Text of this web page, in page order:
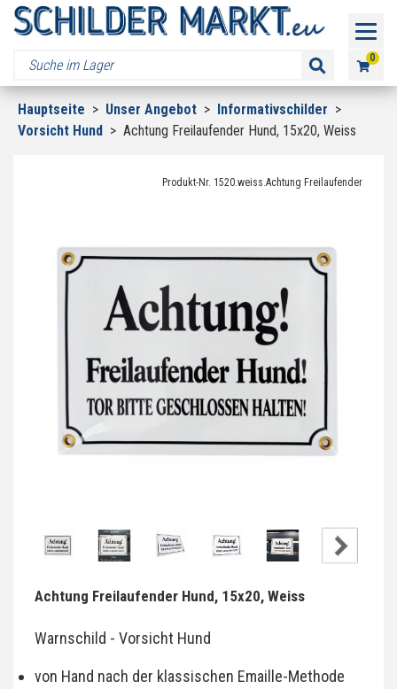
0
Hauptseite > Unser Angebot > Informativschilder >
Vorsicht Hund > Achtung Freilaufender Hund, 15x20, Weiss
Produkt-Nr. 1520.weiss.Achtung Freilaufender
Achtung Freilaufender Hund, 15x20, Weiss
Warnschild - Vorsicht Hund
von Hand nach der klassischen Emaille-Methode